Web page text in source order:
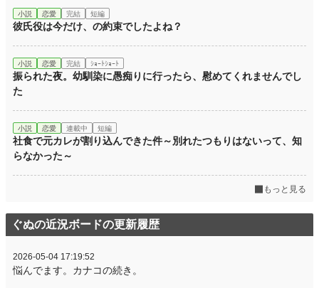
小説 恋愛 完結 短編
彼氏役は今だけ、の約束でしたよね？
小説 恋愛 完結 ｼｮｰﾄｼｮｰﾄ
振られた夜。幼馴染に愚痴りに行ったら、慰めてくれませんでし
た
小説 恋愛 連載中 短編
社食で元カレが割り込んできた件～別れたつもりはないって、知
らなかった～
もっと見る
ぐぬの近況ボードの更新履歴
2026-05-04 17:19:52
悩んでます。カナコの続き。